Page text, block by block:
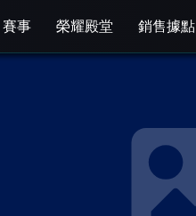
賽事 榮耀殿堂 銷售據點